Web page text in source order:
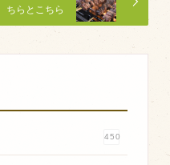
450
ちらとこちら
でスタート